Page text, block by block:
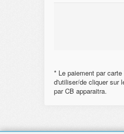
* Le paiement par
d'utiliser/de cliquer sur
par CB apparaitra.